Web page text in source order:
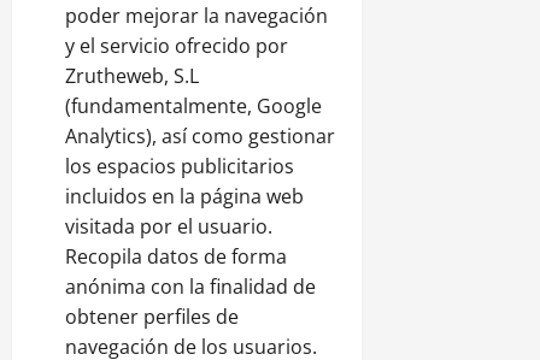
poder mejorar la navegación
y el servicio ofrecido por
Zrutheweb, S.L
(fundamentalmente, Google
Analytics), así como gestionar
los espacios publicitarios
incluidos en la página web
visitada por el usuario.
Recopila datos de forma
anónima con la finalidad de
obtener perfiles de
navegación de los usuarios.